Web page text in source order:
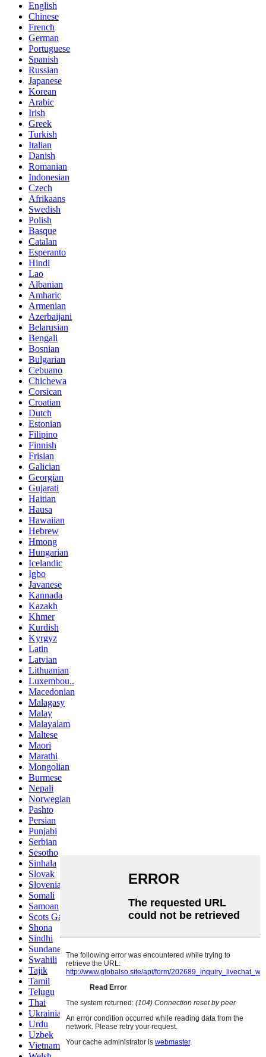
English
Chinese
French
German
Portuguese
Spanish
Russian
Japanese
Korean
Arabic
Irish
Greek
Turkish
Italian
Danish
Romanian
Indonesian
Czech
Afrikaans
Swedish
Polish
Basque
Catalan
Esperanto
Hindi
Lao
Albanian
Amharic
Armenian
Azerbaijani
Belarusian
Bengali
Bosnian
Bulgarian
Cebuano
Chichewa
Corsican
Croatian
Dutch
Estonian
Filipino
Finnish
Frisian
Galician
Georgian
Gujarati
Haitian
Hausa
Hawaiian
Hebrew
Hmong
Hungarian
Icelandic
Igbo
Javanese
Kannada
Kazakh
Khmer
Kurdish
Kyrgyz
Latin
Latvian
Lithuanian
Luxembou..
Macedonian
Malagasy
Malay
Malayalam
Maltese
Maori
Marathi
Mongolian
Burmese
Nepali
Norwegian
Pashto
Persian
Punjabi
Serbian
Sesotho
Sinhala
Slovak
Slovenian
Somali
Samoan
Scots Gaelic
Shona
Sindhi
Sundanese
Swahili
Tajik
Tamil
Telugu
Thai
Ukrainian
Urdu
Uzbek
Vietnamese